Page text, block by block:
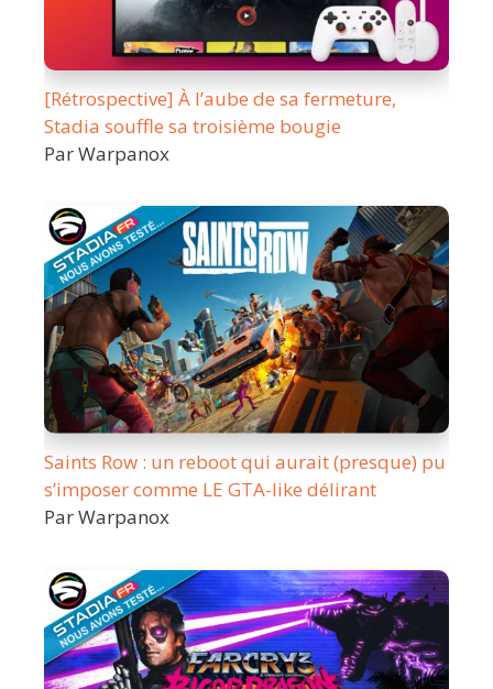
[Rétrospective] À l’aube de sa fermeture,
Stadia souffle sa troisième bougie
Par Warpanox
Saints Row : un reboot qui aurait (presque) pu
s’imposer comme LE GTA-like délirant
Par Warpanox